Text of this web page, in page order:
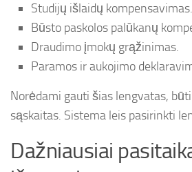
Studijų išlaidų kompensavimas.
Būsto paskolos palūkanų
Draudimo įmokų grąžinimas.
Paramos ir aukojimo
Norėdami gauti šias lengvatas,
sąskaitas. Sistema leis pasirinkti
Dažniausiai